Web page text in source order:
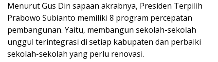
Menurut Gus Din sapaan akrabnya, Presiden Terpilih
Prabowo Subianto memiliki 8 program percepatan
pembangunan. Yaitu, membangun sekolah-sekolah
unggul terintegrasi di setiap kabupaten dan perbaiki
sekolah-sekolah yang perlu renovasi.